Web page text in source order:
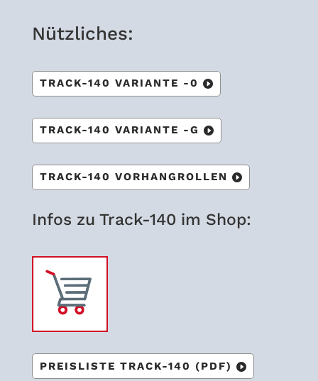
Nütz­li­ches:
TRACK-140 VARI­ANTE -0
TRACK-140 VARI­ANTE -G
TRACK-140 VOR­HANG­ROL­LEN
Infos zu Track-140 im Shop:
PREIS­LISTE TRACK-140 (PDF)